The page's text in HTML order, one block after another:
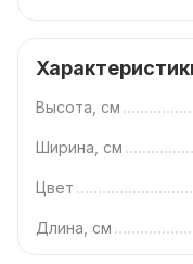
Высота, см
Ширина, см
Цвет
Длина, см